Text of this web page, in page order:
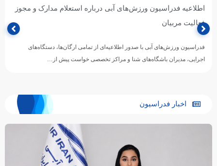
اطلاعیه فدراسیون ورزش‌های آبی درباره استعلام مدارک و مجوز
فعالیت مربیان
فدراسیون ورزش‌های آبی با صدور اطلاعیه‌ای از تمامی ارگان‌ها، دستگاه‌های
اجرایی، مدیران باشگاه‌های شنا و مراکز تخصصی خواست پیش از…
اخبار فدراسیون